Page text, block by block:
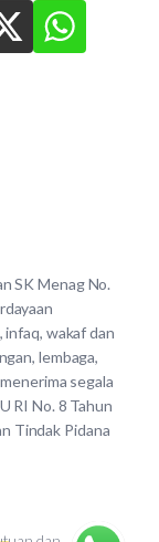
SK Menag No.
infaq, wakaf dan
lembaga,
segala
RI No. 8 Tahun
Tindak Pidana